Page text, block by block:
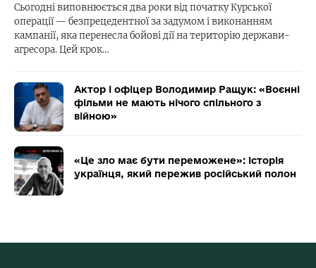
Сьогодні виповнюється два роки від початку Курської
операції — безпрецедентної за задумом і виконанням
кампанії, яка перенесла бойові дії на територію держави-
агресора. Цей крок…
Актор і офіцер Володимир Ращук: «Воєнні
фільми не мають нічого спільного з
війною»
«Це зло має бути переможене»: історія
українця, який пережив російський полон